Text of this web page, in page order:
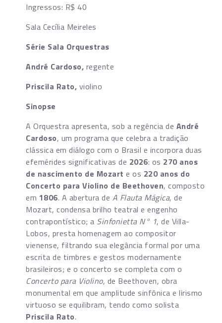
Ingressos: R$ 40
Sala Cecília Meireles
Série Sala Orquestras
André Cardoso, regente
Priscila Rato, violino
Sinopse
A Orquestra apresenta, sob a regência de André
Cardoso, um programa que celebra a tradição
clássica em diálogo com o Brasil e incorpora duas
efemérides significativas de 2026: os 270 anos
de nascimento de Mozart e os 220 anos do
Concerto para Violino de Beethoven, composto
em 1806. A abertura de A Flauta Mágica, de
Mozart, condensa brilho teatral e engenho
contrapontístico; a Sinfonietta N° 1, de Villa-
Lobos, presta homenagem ao compositor
vienense, filtrando sua elegância formal por uma
escrita de timbres e gestos modernamente
brasileiros; e o concerto se completa com o
Concerto para Violino, de Beethoven, obra
monumental em que amplitude sinfônica e lirismo
virtuoso se equilibram, tendo como solista
Priscila Rato.